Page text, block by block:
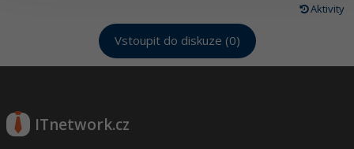
Aktivity
Vstoupit do diskuze (0)
ITnetwork.cz